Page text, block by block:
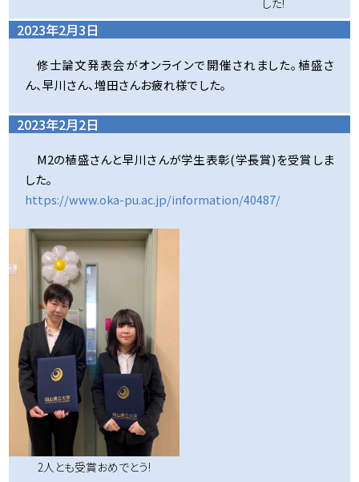
2023年2月3日
修士論文発表会がオンラインで開催されました。植盛さ
ん、早川さん、増田さんお疲れ様でした。
2023年2月2日
M2の植盛さんと早川さんが学生表彰(学長賞)を受賞しま
した。
https://www.oka-pu.ac.jp/information/40487/
2人とも受賞おめでとう!